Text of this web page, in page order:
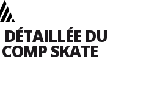
DU
SKATE